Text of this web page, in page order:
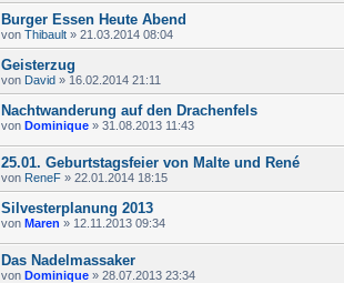
Burger Essen Heute Abend
von Thibault » 21.03.2014 08:04
Geisterzug
von David » 16.02.2014 21:11
Nachtwanderung auf den Drachenfels
von Dominique » 31.08.2013 11:43
25.01. Geburtstagsfeier von Malte und René
von ReneF » 22.01.2014 18:15
Silvesterplanung 2013
von Maren » 12.11.2013 09:34
Das Nadelmassaker
von Dominique » 28.07.2013 23:34